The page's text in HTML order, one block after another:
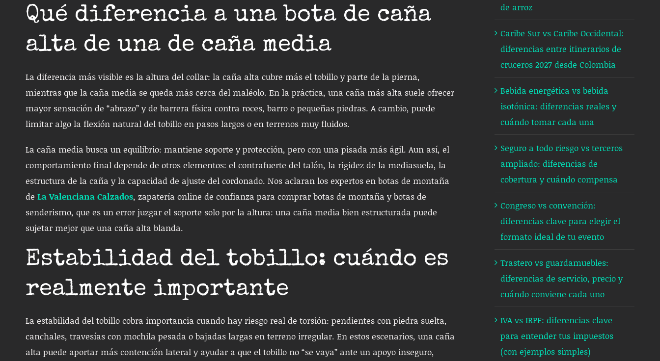
Qué diferencia a una bota de caña
alta de una de caña media
La diferencia más visible es la altura del collar: la caña alta cubre más el tobillo y parte de la pierna,
mientras que la caña media se queda más cerca del maléolo. En la práctica, una caña más alta suele ofrecer
mayor sensación de “abrazo” y de barrera física contra roces, barro o pequeñas piedras. A cambio, puede
limitar algo la flexión natural del tobillo en pasos largos o en terrenos muy fluidos.
La caña media busca un equilibrio: mantiene soporte y protección, pero con una pisada más ágil. Aun así, el
comportamiento final depende de otros elementos: el contrafuerte del talón, la rigidez de la mediasuela, la
estructura de la caña y la capacidad de ajuste del cordonado. Nos aclaran los expertos en botas de montaña
de La Valenciana Calzados, zapatería online de confianza para comprar botas de montaña y botas de
senderismo, que es un error juzgar el soporte solo por la altura: una caña media bien estructurada puede
sujetar mejor que una caña alta blanda.
Estabilidad del tobillo: cuándo es
realmente importante
La estabilidad del tobillo cobra importancia cuando hay riesgo real de torsión: pendientes con piedra suelta,
canchales, travesías con mochila pesada o bajadas largas en terreno irregular. En estos escenarios, una caña
alta puede aportar más contención lateral y ayudar a que el tobillo no “se vaya” ante un apoyo inseguro,
de arroz
Caribe Sur vs Caribe Occidental:
diferencias entre itinerarios de
cruceros 2027 desde Colombia
Bebida energética vs bebida
isotónica: diferencias reales y
cuándo tomar cada una
Seguro a todo riesgo vs terceros
ampliado: diferencias de
cobertura y cuándo compensa
Congreso vs convención:
diferencias clave para elegir el
formato ideal de tu evento
Trastero vs guardamuebles:
diferencias de servicio, precio y
cuándo conviene cada uno
IVA vs IRPF: diferencias clave
para entender tus impuestos
(con ejemplos simples)